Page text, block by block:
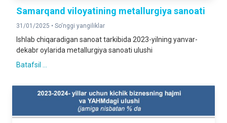
Samarqand viloyatining metallurgiya sanoati
31/01/2025 • So‘nggi yangiliklar
Ishlab chiqaradigan sanoat tarkibida 2023-yilning yanvar-
dekabr oylarida metallurgiya sanoati ulushi
Batafsil ...